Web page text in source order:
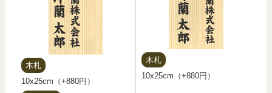
木札
10x25cm（+880円）
木札
10x25cm（+880円）